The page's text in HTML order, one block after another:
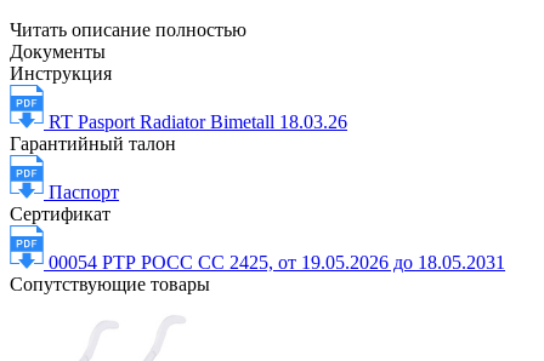
Читать описание полностью
Документы
Инструкция
RT Pasport Radiator Bimetall 18.03.26
Гарантийный талон
Паспорт
Сертификат
00054 РТР РОСС СС 2425, от 19.05.2026 до 18.05.2031
Сопутствующие товары